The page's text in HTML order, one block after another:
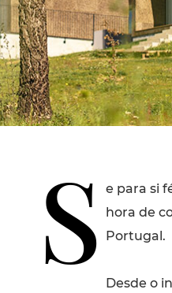
S e para si
hora de
Portugal.
Desde o